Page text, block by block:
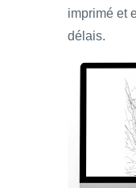
imprimé et
délais.